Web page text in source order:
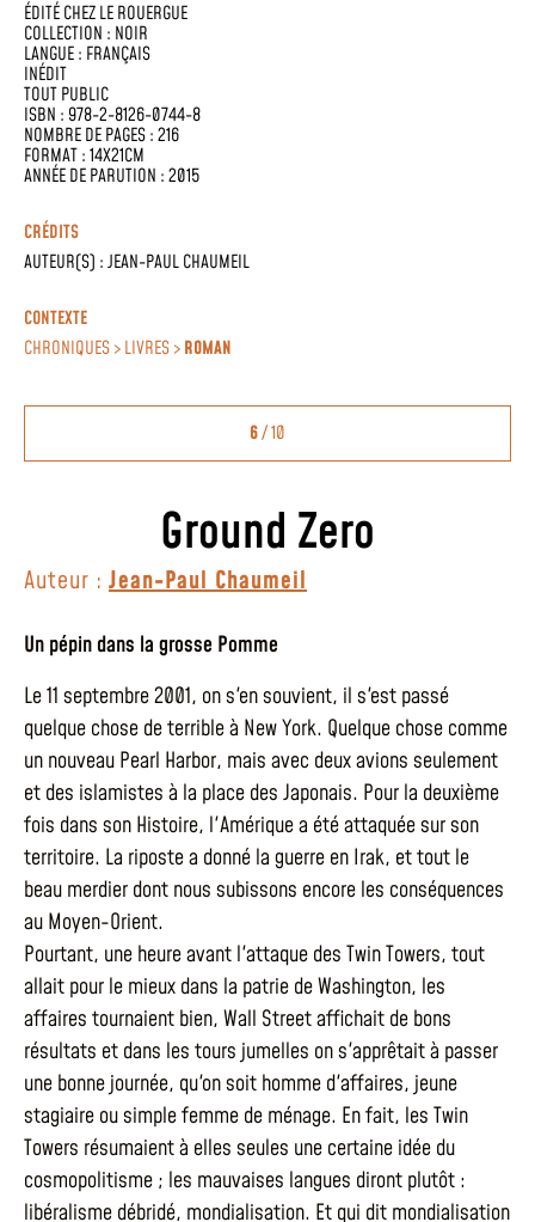
ÉDITÉ CHEZLE ROUERGUE
COLLECTION : NOIR
LANGUE : FRANÇAIS
INÉDIT
TOUT PUBLIC
ISBN : 978-2-8126-0744-8
NOMBRE DE PAGES : 216
FORMAT : 14X21CM
ANNÉE DE PARUTION : 2015
CRÉDITS
AUTEUR(S) :JEAN-PAUL CHAUMEIL
CONTEXTE
CHRONIQUES > LIVRES >ROMAN
6/ 10
Ground Zero
Auteur : Jean-Paul Chaumeil
Un pépin dans la grosse Pomme
Le 11 septembre 2001, on s'en souvient, il s'est passé
quelque chose de terrible à New York. Quelque chose comme
un nouveau Pearl Harbor, mais avec deux avions seulement
et des islamistes à la place des Japonais. Pour la deuxième
fois dans son Histoire, l'Amérique a été attaquée sur son
territoire. La riposte a donné la guerre en Irak, et tout le
beau merdier dont nous subissons encore les conséquences
au Moyen-Orient.
Pourtant, une heure avant l'attaque des Twin Towers, tout
allait pour le mieux dans la patrie de Washington, les
affaires tournaient bien, Wall Street affichait de bons
résultats et dans les tours jumelles on s'apprêtait à passer
une bonne journée, qu'on soit homme d'affaires, jeune
stagiaire ou simple femme de ménage. En fait, les Twin
Towers résumaient à elles seules une certaine idée du
cosmopolitisme ; les mauvaises langues diront plutôt :
libéralisme débridé, mondialisation. Et qui dit mondialisation